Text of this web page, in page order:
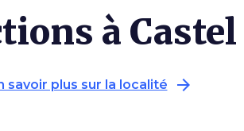
à
savoir plus sur la localité arrow_forward